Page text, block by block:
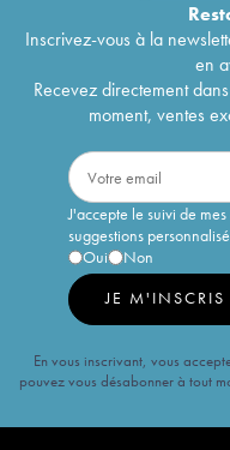
Inscrivez-vous à la
en
Recevez directement
moment, ventes
J'accepte le suivi de
suggestions
Oui
Non
JE M'INSCRIS
En vous inscrivant, vous
pouvez vous désabonner à tout